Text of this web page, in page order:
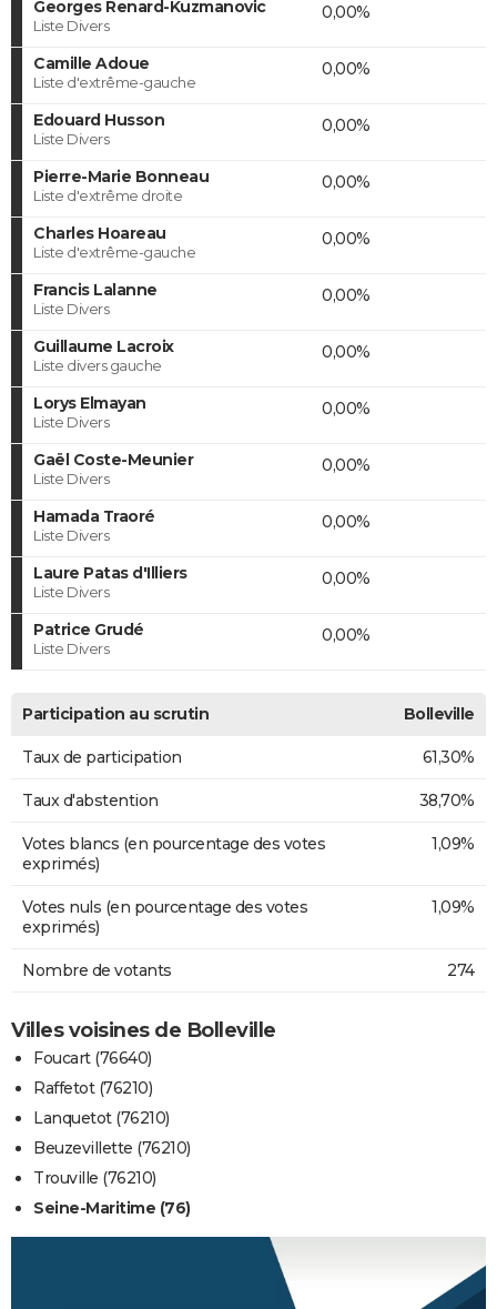
Georges Renard-Kuzmanovic
Liste Divers
0,00%
Camille Adoue
Liste d'extrême-gauche
0,00%
Edouard Husson
Liste Divers
0,00%
Pierre-Marie Bonneau
Liste d'extrême droite
0,00%
Charles Hoareau
Liste d'extrême-gauche
0,00%
Francis Lalanne
Liste Divers
0,00%
Guillaume Lacroix
Liste divers gauche
0,00%
Lorys Elmayan
Liste Divers
0,00%
Gaël Coste-Meunier
Liste Divers
0,00%
Hamada Traoré
Liste Divers
0,00%
Laure Patas d'Illiers
Liste Divers
0,00%
Patrice Grudé
Liste Divers
0,00%
Participation au scrutin Bolleville
Taux de participation 61,30%
Taux d'abstention 38,70%
Votes blancs (en pourcentage des votes
exprimés)
1,09%
Votes nuls (en pourcentage des votes
exprimés)
1,09%
Nombre de votants 274
Villes voisines de Bolleville
Foucart (76640)
Raffetot (76210)
Lanquetot (76210)
Beuzevillette (76210)
Trouville (76210)
Seine-Maritime (76)